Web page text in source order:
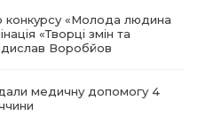
конкурсу «Молода людина
«Творці змін та
Воробйов
медичну допомогу 4